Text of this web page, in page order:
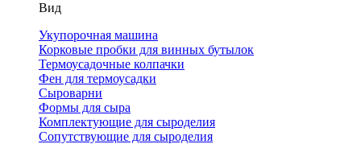
Вид
Укупорочная машина
Корковые пробки для винных бутылок
Термоусадочные колпачки
Фен для термоусадки
Сыроварни
Формы для сыра
Комплектующие для сыроделия
Сопутствующие для сыроделия